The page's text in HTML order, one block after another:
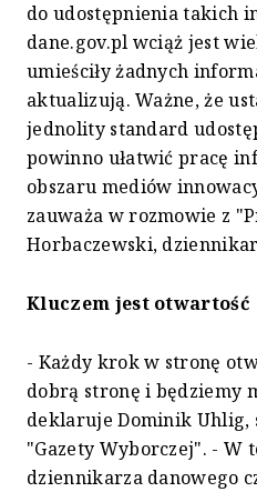
do udostępnienia takich
dane.gov.pl wciąż jest
umieściły żadnych
aktualizują. Ważne, że
jednolity standard
powinno ułatwić pracę
obszaru mediów
zauważa w rozmowie z
Horbaczewski,
Kluczem jest otwartość
- Każdy krok w stronę
dobrą stronę i będziemy
deklaruje Dominik Uhlig,
"Gazety Wyborczej". - W
dziennikarza danowego